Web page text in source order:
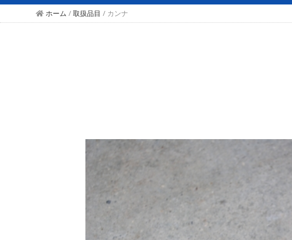
ホーム / 取扱品目 / カンナ